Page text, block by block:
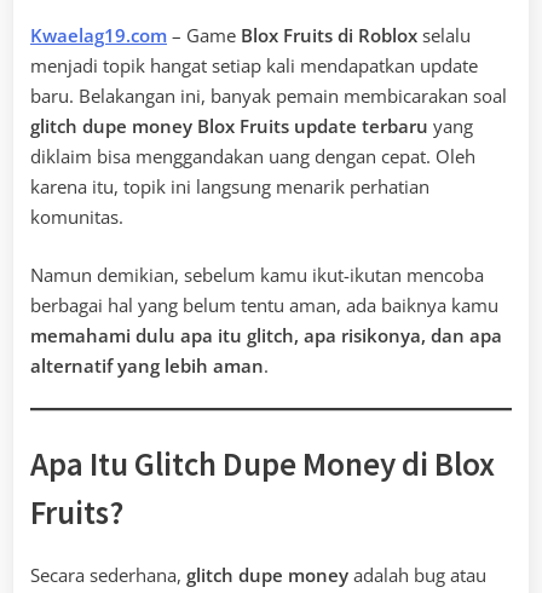
Kwaelag19.com – Game Blox Fruits di Roblox selalu
menjadi topik hangat setiap kali mendapatkan update
baru. Belakangan ini, banyak pemain membicarakan soal
glitch dupe money Blox Fruits update terbaru yang
diklaim bisa menggandakan uang dengan cepat. Oleh
karena itu, topik ini langsung menarik perhatian
komunitas.
Namun demikian, sebelum kamu ikut-ikutan mencoba
berbagai hal yang belum tentu aman, ada baiknya kamu
memahami dulu apa itu glitch, apa risikonya, dan apa
alternatif yang lebih aman.
Apa Itu Glitch Dupe Money di Blox
Fruits?
Secara sederhana, glitch dupe money adalah bug atau